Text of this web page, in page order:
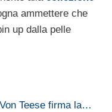
ammettere che
up dalla pelle
Teese firma la…